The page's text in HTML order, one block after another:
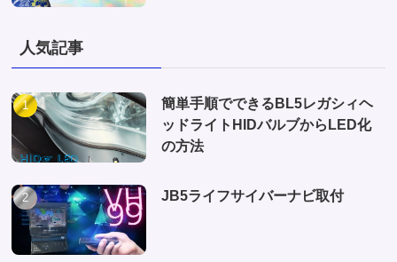
人気記事
簡単手順でできるBL5レガシィヘ
ッドライトHIDバルブからLED化
の方法
JB5ライフサイバーナビ取付